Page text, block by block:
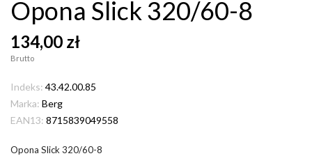
Opona Slick 320/60-8
134,00 zł
Brutto
Indeks: 43.42.00.85
Marka: Berg
EAN13: 8715839049558
Opona Slick 320/60-8